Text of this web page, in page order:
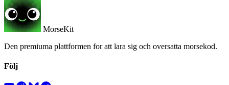
MorseKit
Den premiuma plattformen for att lara sig och oversatta morsekod.
Följ